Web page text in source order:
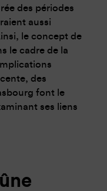
des périodes
aussi
le concept de
le cadre de la
des
font le
ses liens